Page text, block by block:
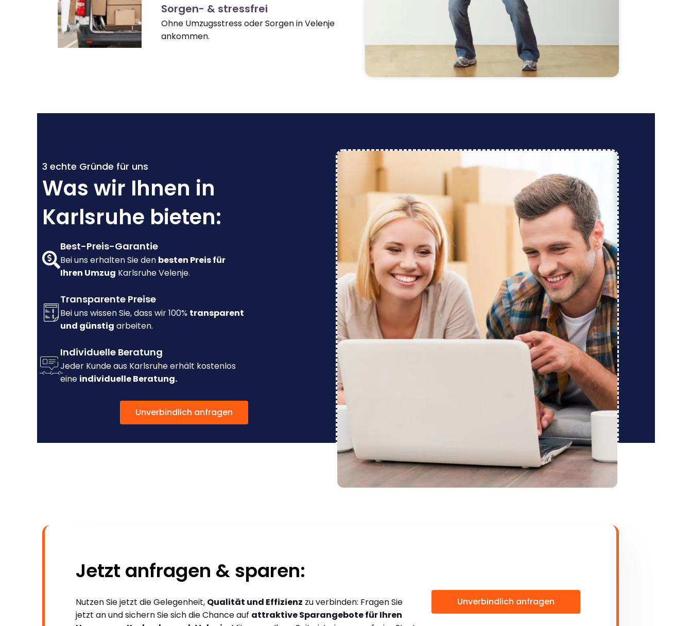
Sorgen- & stressfrei
Ohne Umzugsstress oder Sorgen in Velenje
ankommen.
3 echte Gründe für uns
Was wir Ihnen in
Karlsruhe bieten:
Best-Preis-Garantie
Bei uns erhalten Sie den besten Preis für
Ihren Umzug Karlsruhe Velenje.
Transparente Preise
Bei uns wissen Sie, dass wir 100% transparent
und günstig arbeiten.
Individuelle Beratung
Jeder Kunde aus Karlsruhe erhält kostenlos
eine individuelle Beratung.
Unverbindlich anfragen
Jetzt anfragen & sparen:
Nutzen Sie jetzt die Gelegenheit, Qualität und Effizienz zu verbinden: Fragen Sie
jetzt an und sichern Sie sich die Chance auf attraktive Sparangebote für Ihren
Unverbindlich anfragen